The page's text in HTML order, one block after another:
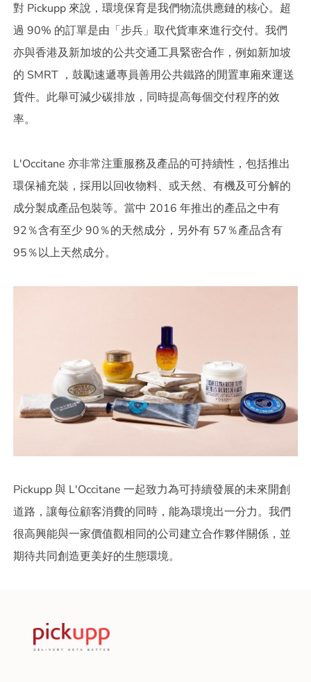
對 Pickupp 來說，環境保育是我們物流供應鏈的核心。超
過 90% 的訂單是由「步兵」取代貨車來進行交付。我們
亦與香港及新加坡的公共交通工具緊密合作，例如新加坡
的 SMRT ，鼓勵速遞專員善用公共鐵路的閒置車廂來運送
貨件。此舉可減少碳排放，同時提高每個交付程序的效
率。
L'Occitane 亦非常注重服務及產品的可持續性，包括推出
環保補充裝，採用以回收物料、或天然、有機及可分解的
成分製成產品包裝等。當中 2016 年推出的產品之中有
92％含有至少 90％的天然成分，另外有 57％產品含有
Pickupp 與 L'Occitane 一起致力為可持續發展的未來開創
道路，讓每位顧客消費的同時，能為環境出一分力。我們
很高興能與一家價值觀相同的公司建立合作夥伴關係，並
期待共同創造更美好的生態環境。